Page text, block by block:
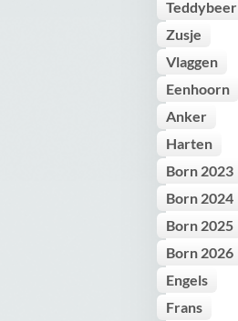
Teddybeer
Zusje
Vlaggen
Eenhoorn
Anker
Harten
Born 2023
Born 2024
Born 2025
Born 2026
Engels
Frans